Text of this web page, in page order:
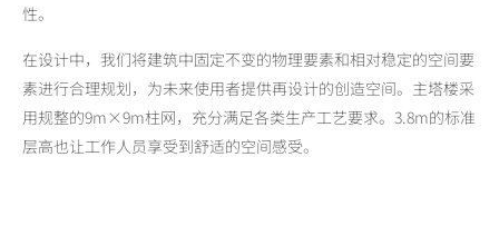
性。
在设计中，我们将建筑中固定不变的物理要素和相对稳定的空间要
素进行合理规划，为未来使用者提供再设计的创造空间。主塔楼采
用规整的9m×9m柱网，充分满足各类生产工艺要求。3.8m的标准
层高也让工作人员享受到舒适的空间感受。